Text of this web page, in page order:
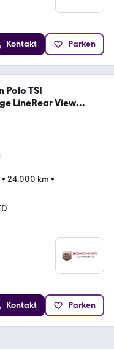
Kontakt Parken
Polo TSI
LineRear View
• 24.000 km •
Kontakt Parken